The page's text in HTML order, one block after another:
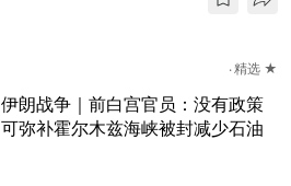
精选 ★
伊朗战争｜前白宫官员：没有政策
可弥补霍尔木兹海峡被封减少石油